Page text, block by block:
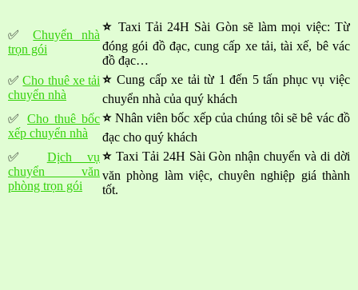
✅Chuyển nhà
trọn gói
⭐ Taxi Tải 24H Sài Gòn sẽ làm mọi việc: Từ
đóng gói đồ đạc, cung cấp xe tải, tài xế, bê vác
đồ đạc…
✅Cho thuê xe tải
chuyển nhà
⭐Cung cấp xe tải từ 1 đến 5 tấn phục vụ việc
chuyển nhà của quý khách
✅ Cho thuê bốc
xếp chuyển nhà
⭐ Nhân viên bốc xếp của chúng tôi sẽ bê vác đồ
đạc cho quý khách
✅ Dịch vụ
chuyển văn
phòng trọn gói
⭐ Taxi Tải 24H Sài Gòn nhận chuyển và di dời
văn phòng làm việc, chuyên nghiệp giá thành
tốt.